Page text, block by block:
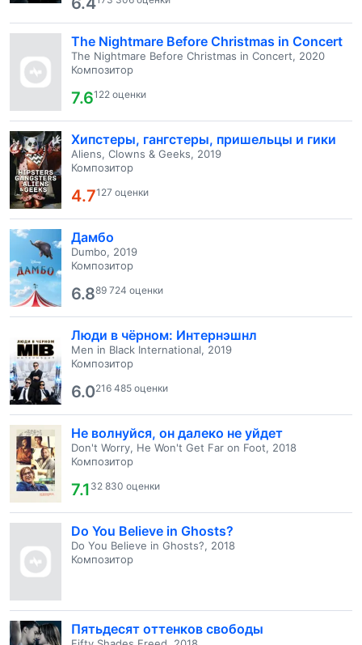
The Nightmare Before Christmas in Concert
The Nightmare Before Christmas in Concert, 2020
Композитор
7.6122 оценки
Хипстеры, гангстеры, пришельцы и гики
Aliens, Clowns & Geeks, 2019
Композитор
4.7127 оценки
Дамбо
Dumbo, 2019
Композитор
6.889 724 оценки
Люди в чёрном: Интернэшнл
Men in Black International, 2019
Композитор
6.0216 485 оценки
Не волнуйся, он далеко не уйдет
Don't Worry, He Won't Get Far on Foot, 2018
Композитор
7.1 32 830 оценки
Do You Believe in Ghosts?
Do You Believe in Ghosts?, 2018
Композитор
Пятьдесят оттенков свободы